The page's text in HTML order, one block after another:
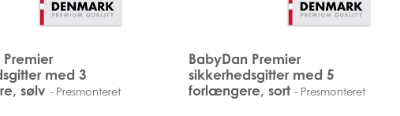
med 3
sølv - Presmonteret
BabyDan Premier
sikkerhedsgitter med 5
forlængere, sort- Presmonteret